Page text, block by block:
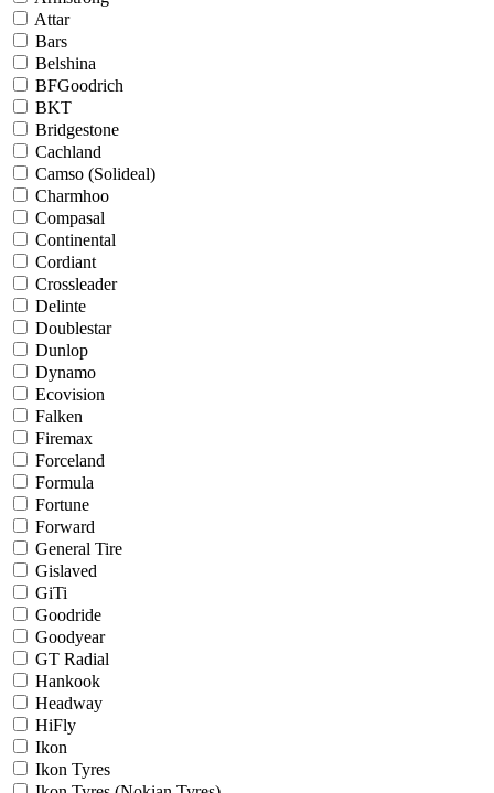
Attar
Bars
Belshina
BFGoodrich
BKT
Bridgestone
Cachland
Camso (Solideal)
Charmhoo
Compasal
Continental
Cordiant
Crossleader
Delinte
Doublestar
Dunlop
Dynamo
Ecovision
Falken
Firemax
Forceland
Formula
Fortune
Forward
General Tire
Gislaved
GiTi
Goodride
Goodyear
GT Radial
Hankook
Headway
HiFly
Ikon
Ikon Tyres